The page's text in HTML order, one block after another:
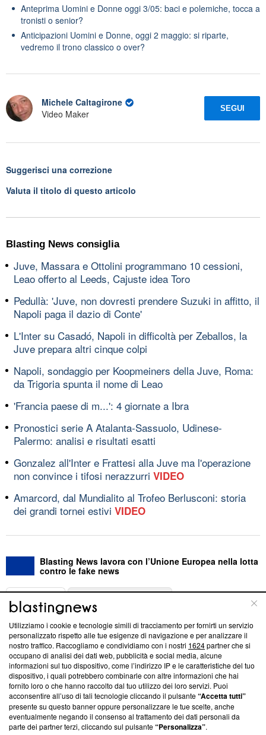
Anteprima Uomini e Donne oggi 3/05: baci e polemiche, tocca a
tronisti o senior?
Anticipazioni Uomini e Donne, oggi 2 maggio: si riparte,
vedremo il trono classico o over?
Michele Caltagirone
Video Maker
SEGUI
Suggerisci una correzione
Valuta il titolo di questo articolo
Blasting News consiglia
Juve, Massara e Ottolini programmano 10 cessioni,
Leao offerto al Leeds, Cajuste idea Toro
Pedullà: 'Juve, non dovresti prendere Suzuki in affitto, il
Napoli paga il dazio di Conte'
L'Inter su Casadó, Napoli in difficoltà per Zeballos, la
Juve prepara altri cinque colpi
Napoli, sondaggio per Koopmeiners della Juve, Roma:
da Trigoria spunta il nome di Leao
'Francia paese di m...': 4 giornate a Ibra
Pronostici serie A Atalanta-Sassuolo, Udinese-
Palermo: analisi e risultati esatti
Gonzalez all'Inter e Frattesi alla Juve ma l'operazione
non convince i tifosi nerazzurri VIDEO
Amarcord, dal Mundialito al Trofeo Berlusconi: storia
dei grandi tornei estivi VIDEO
Blasting News lavora con l’Unione Europea nella lotta
contro le fake news
ABOUT
Questa sezione offre informazioni trasparenti su Blasting
News, sui nostri processi editoriali e su come ci impegniamo a
creare news di qualità. Inoltre, afferma la nostra aderenza a
‘Trust Project - News with Integrity’Blasting News non è
ancora membro del programma, ma ha richiesto di farne
parte; Trust Project non ha ancora effettuato una verifica di
conformità agli standard.
Su di noi
Utilizziamo i cookie e tecnologie simili di tracciamento per fornirti un servizio
personalizzato rispetto alle tue esigenze di navigazione e per analizzare il
nostro traffico. Raccogliamo e condividiamo con i nostri 1624partner che si
occupano di analisi dei dati web, pubblicità e social media, alcune
informazioni sul tuo dispositivo, come l’indirizzo IP e le caratteristiche del tuo
dispositivo, i quali potrebbero combinarle con altre informazioni che hai
fornito loro o che hanno raccolto dal tuo utilizzo dei loro servizi. Puoi
acconsentire all’uso di tali tecnologie cliccando il pulsante“Accetta tutti”
presente su questo banner oppure personalizzare le tue scelte, anche
eventualmente negando il consenso al trattamento dei dati personali da
parte dei partner terzi, cliccando sul pulsante“Personalizza”.